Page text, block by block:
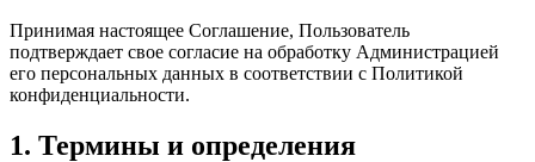
Принимая настоящее Соглашение, Пользователь
подтверждает свое согласие на обработку Администрацией
его персональных данных в соответствии с Политикой
конфиденциальности.
1. Термины и определения